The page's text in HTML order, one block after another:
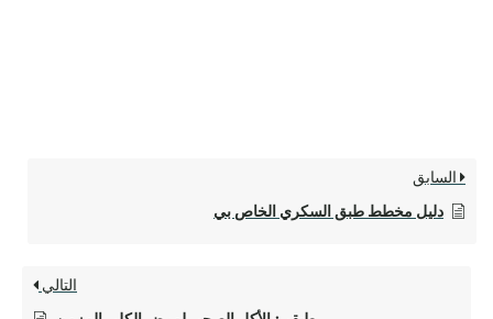
السابق
دليل مخطط طبق السكري الخاص بي
التالي